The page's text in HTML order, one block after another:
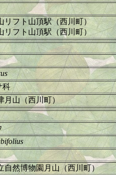
リフト山頂駅（西川町）
リフト山頂駅（西川町）
科
月山（西川町）
自然博物園月山（西川町）